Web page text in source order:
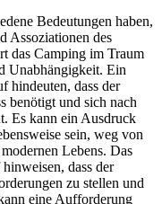
Bedeutungen haben,
Assoziationen des
das Camping im Traum
Unabhängigkeit. Ein
hindeuten, dass der
benötigt und sich nach
Es kann ein Ausdruck
sein, weg von
Lebens. Das
dass der
zu stellen und
eine Aufforderung